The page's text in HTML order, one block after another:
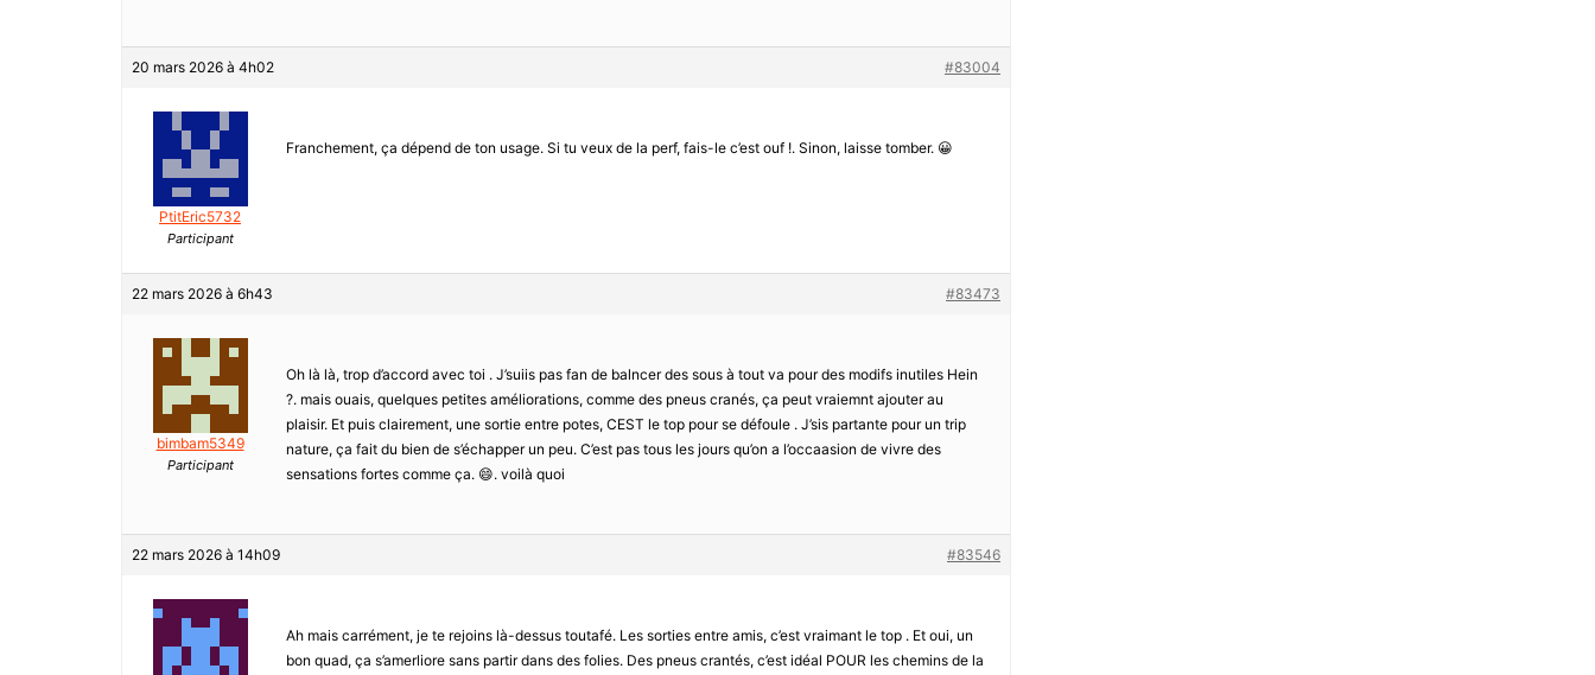
20 mars 2026 à 4h02 #83004
PtitEric5732
Participant
Franchement, ça dépend de ton usage. Si tu veux de la perf, fais-le c’est ouf !. Sinon, laisse tomber. 😀
22 mars 2026 à 6h43 #83473
bimbam5349
Participant
Oh là là, trop d’accord avec toi . J’suiis pas fan de balncer des sous à tout va pour des modifs inutiles Hein
?. mais ouais, quelques petites améliorations, comme des pneus cranés, ça peut vraiemnt ajouter au
plaisir. Et puis clairement, une sortie entre potes, CEST le top pour se défoule . J’sis partante pour un trip
nature, ça fait du bien de s’échapper un peu. C’est pas tous les jours qu’on a l’occaasion de vivre des
sensations fortes comme ça. 😄. voilà quoi
22 mars 2026 à 14h09 #83546
Ah mais carrément, je te rejoins là-dessus toutafé. Les sorties entre amis, c’est vraimant le top . Et oui, un
bon quad, ça s’amerliore sans partir dans des folies. Des pneus crantés, c’est idéal POUR les chemins de la